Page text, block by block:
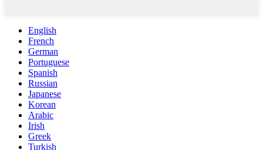
English
French
German
Portuguese
Spanish
Russian
Japanese
Korean
Arabic
Irish
Greek
Turkish